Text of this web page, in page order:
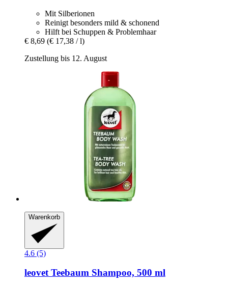
Mit Silberionen
Reinigt besonders mild & schonend
Hilft bei Schuppen & Problemhaar
€ 8,69 (€ 17,38 / l)
Zustellung bis 12. August
Warenkorb
4.6 (5)
leovetTeebaum Shampoo, 500 ml